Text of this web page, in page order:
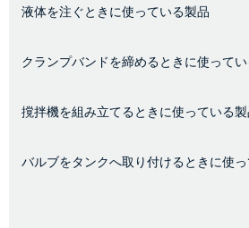
液体を注ぐときに使っている製品
クランプバンドを締めるときに使って
撹拌機を組み立てるときに使っている製
バルブをタンクへ取り付けるときに使